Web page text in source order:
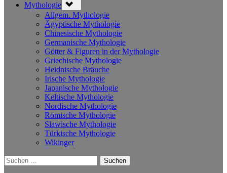
Mythologie sub-
menu
Allgem. Mythologie
Ägyptische Mythologie
Chinesische Mythologie
Germanische Mythologie
Götter & Figuren in der Mythologie
Griechische Mythologie
Heidnische Bräuche
Irische Mythologie
Japanische Mythologie
Keltische Mythologie
Nordische Mythologie
Römische Mythologie
Slawische Mythologie
Türkische Mythologie
Wikinger
Suchen
nach: